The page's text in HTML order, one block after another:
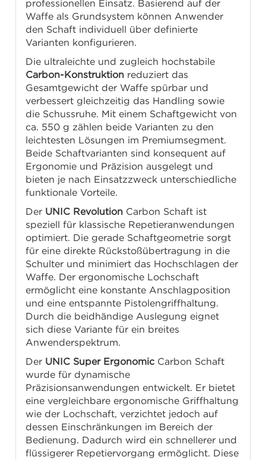
professionellen Einsatz. Basierend auf der
Waffe als Grundsystem können Anwender
den Schaft individuell über definierte
Varianten konfigurieren.
Die ultraleichte und zugleich hochstabile
Carbon-Konstruktion reduziert das
Gesamtgewicht der Waffe spürbar und
verbessert gleichzeitig das Handling sowie
die Schussruhe. Mit einem Schaftgewicht von
ca. 550 g zählen beide Varianten zu den
leichtesten Lösungen im Premiumsegment.
Beide Schaftvarianten sind konsequent auf
Ergonomie und Präzision ausgelegt und
bieten je nach Einsatzzweck unterschiedliche
funktionale Vorteile.
Der UNIC Revolution Carbon Schaft ist
speziell für klassische Repetieranwendungen
optimiert. Die gerade Schaftgeometrie sorgt
für eine direkte Rückstoßübertragung in die
Schulter und minimiert das Hochschlagen der
Waffe. Der ergonomische Lochschaft
ermöglicht eine konstante Anschlagposition
und eine entspannte Pistolengriffhaltung.
Durch die beidhändige Auslegung eignet
sich diese Variante für ein breites
Anwenderspektrum.
Der UNIC Super Ergonomic Carbon Schaft
wurde für dynamische
Präzisionsanwendungen entwickelt. Er bietet
eine vergleichbare ergonomische Griffhaltung
wie der Lochschaft, verzichtet jedoch auf
dessen Einschränkungen im Bereich der
Bedienung. Dadurch wird ein schnellerer und
flüssigerer Repetiervorgang ermöglicht. Diese